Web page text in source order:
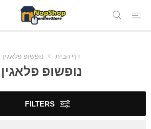
דף הבית נופשופ פלאגין
נופשופ פלאגין
FILTERS